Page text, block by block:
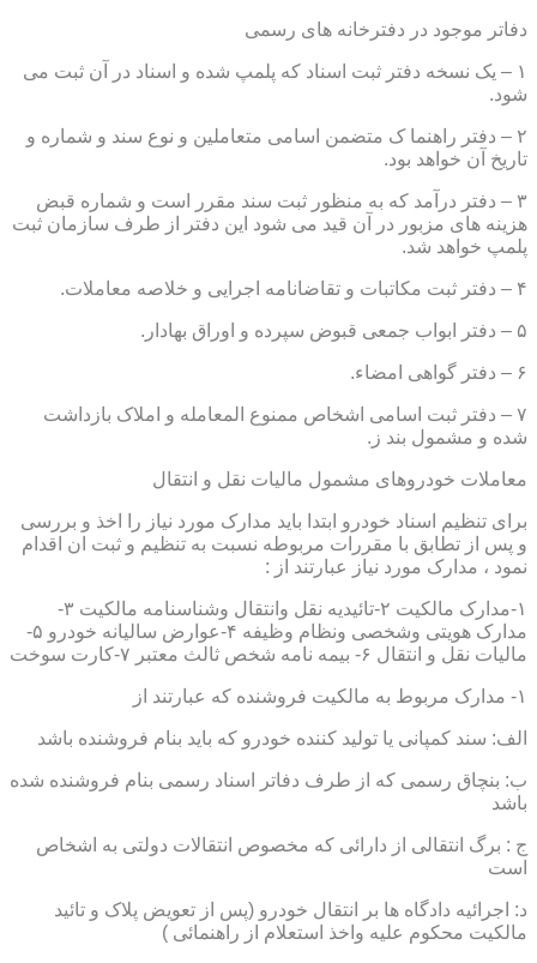
دفاتر موجود در دفترخانه های رسمی
۱ – یک نسخه دفتر ثبت اسناد که پلمپ شده و اسناد در آن ثبت می
شود.
۲ – دفتر راهنما ک متضمن اسامی متعاملین و نوع سند و شماره و
تاریخ آن خواهد بود.
۳ – دفتر درآمد که به منظور ثبت سند مقرر است و شماره قبض
هزینه های مزبور در آن قید می شود این دفتر از طرف سازمان ثبت
پلمپ خواهد شد.
۴ – دفتر ثبت مکاتبات و تقاضانامه اجرایی و خلاصه معاملات.
۵ – دفتر ابواب جمعی قبوض سپرده و اوراق بهادار.
۶ – دفتر گواهی امضاء.
۷ – دفتر ثبت اسامی اشخاص ممنوع المعامله و املاک بازداشت
شده و مشمول بند ز.
معاملات خودروهای مشمول مالیات نقل و انتقال
برای تنظیم اسناد خودرو ابتدا باید مدارک مورد نیاز را اخذ و بررسی
و پس از تطابق با مقررات مربوطه نسبت به تنظیم و ثبت ان اقدام
نمود ، مدارک مورد نیاز عبارتند از :
۱-مدارک مالکیت ۲-تائیدیه نقل وانتقال وشناسنامه مالکیت ۳-
مدارک هویتی وشخصی ونظام وظیفه ۴-عوارض سالیانه خودرو ۵-
مالیات نقل و انتقال ۶- بیمه نامه شخص ثالث معتبر ۷-کارت سوخت
۱- مدارک مربوط به مالکیت فروشنده که عبارتند از
الف: سند کمپانی یا تولید کننده خودرو که باید بنام فروشنده باشد
ب: بنچاق رسمی که از طرف دفاتر اسناد رسمی بنام فروشنده شده
باشد
ج : برگ انتقالی از دارائی که مخصوص انتقالات دولتی به اشخاص
است
د: اجرائیه دادگاه ها بر انتقال خودرو (پس از تعویض پلاک و تائید
مالکیت محکوم علیه واخذ استعلام از راهنمائی )